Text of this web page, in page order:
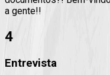
a gente!!
4
Entrevista